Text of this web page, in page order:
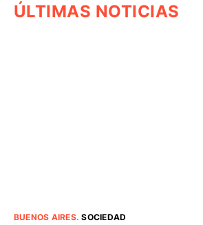
ÚLTIMAS NOTICIAS
BUENOS AIRES.SOCIEDAD